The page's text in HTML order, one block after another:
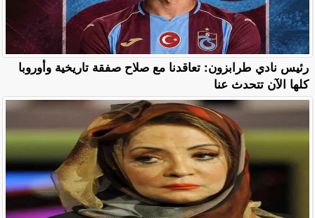
رئيس نادي طرابزون: تعاقدنا مع صلاح صفقة تاريخية وأوروبا
كلها الآن تتحدث عنا